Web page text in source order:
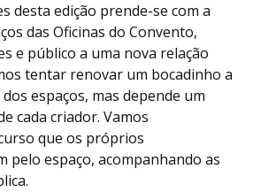
desta edição prende-se com a
das Oficinas do Convento,
e público a uma nova relação
tentar renovar um bocadinho a
espaços, mas depende um
cada criador. Vamos
que os próprios
pelo espaço, acompanhando as